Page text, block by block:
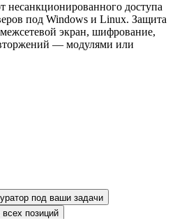
доступа
под Windows и Linux. Защита
экран, шифрование,
— модулями или
под ваши задачи
всех позиций